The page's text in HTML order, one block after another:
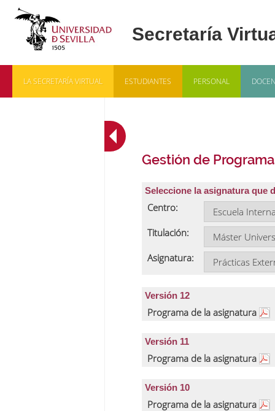
LA SECRETARÍA VIRTUAL ESTUDIANTES PERSONAL
Gestión de
Seleccione la asignatura que
Centro:
Titulación:
Asignatura:
Versión 12
Programa de la asignatura
Versión 11
Programa de la asignatura
Versión 10
Programa de la asignatura